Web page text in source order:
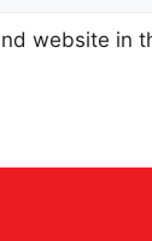
website in